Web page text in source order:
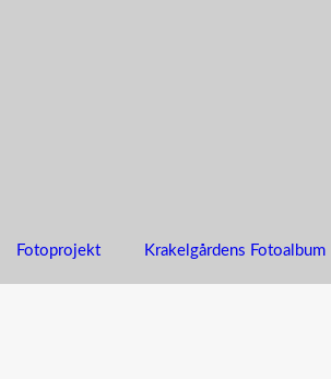
Fotoprojekt Krakelgårdens Fotoalbum